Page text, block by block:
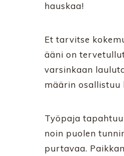
hauskaa!
Et tarvitse
ääni on
varsinkaan
määrin osallistuu
Työpaja
noin puolen
purtavaa.